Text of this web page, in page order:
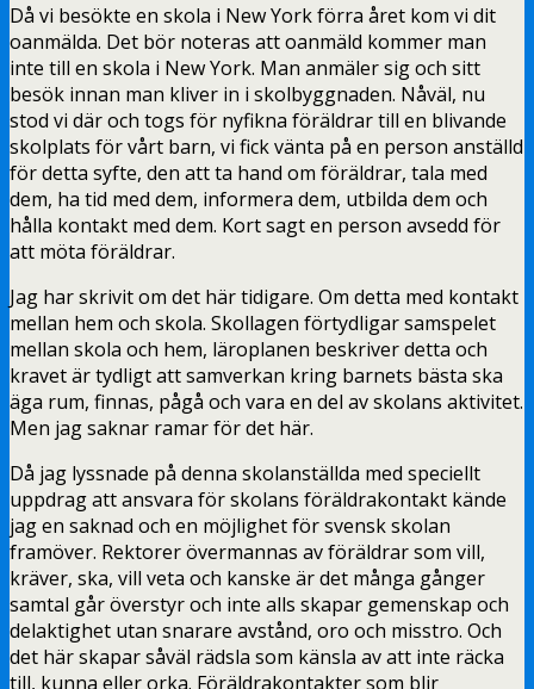
Då vi besökte en skola i New York förra året kom vi dit
oanmälda. Det bör noteras att oanmäld kommer man
inte till en skola i New York. Man anmäler sig och sitt
besök innan man kliver in i skolbyggnaden. Nåväl, nu
stod vi där och togs för nyfikna föräldrar till en blivande
skolplats för vårt barn, vi fick vänta på en person anställd
för detta syfte, den att ta hand om föräldrar, tala med
dem, ha tid med dem, informera dem, utbilda dem och
hålla kontakt med dem. Kort sagt en person avsedd för
att möta föräldrar.
Jag har skrivit om det här tidigare. Om detta med kontakt
mellan hem och skola. Skollagen förtydligar samspelet
mellan skola och hem, läroplanen beskriver detta och
kravet är tydligt att samverkan kring barnets bästa ska
äga rum, finnas, pågå och vara en del av skolans aktivitet.
Men jag saknar ramar för det här.
Då jag lyssnade på denna skolanställda med speciellt
uppdrag att ansvara för skolans föräldrakontakt kände
jag en saknad och en möjlighet för svensk skolan
framöver. Rektorer övermannas av föräldrar som vill,
kräver, ska, vill veta och kanske är det många gånger
samtal går överstyr och inte alls skapar gemenskap och
delaktighet utan snarare avstånd, oro och misstro. Och
det här skapar såväl rädsla som känsla av att inte räcka
till, kunna eller orka. Föräldrakontakter som blir